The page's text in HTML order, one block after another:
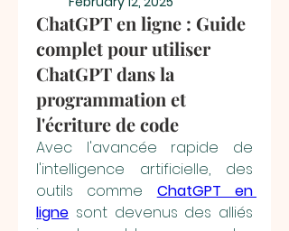
ChatGPT en ligne : Guide
complet pour utiliser
ChatGPT dans la
programmation et
l'écriture de code
Avec l'avancée rapide de
l'intelligence artificielle, des
outils comme ChatGPT en
ligne sont devenus des alliés